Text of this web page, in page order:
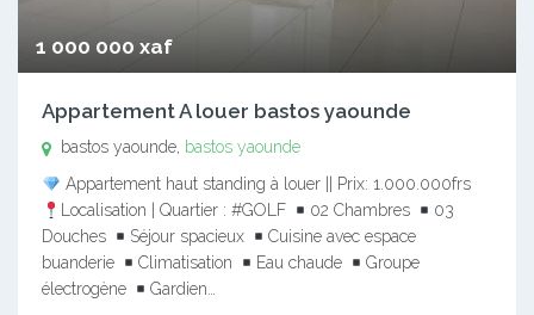
1 000 000 xaf
Appartement A louer bastos yaounde
bastos yaounde, bastos yaounde
Appartement haut standing à louer || Prix: 1.000.000frs
Localisation | Quartier : #GOLF
02 Chambres
03
Douches
Séjour spacieux
Cuisine avec espace
buanderie
Climatisation Eau chaude
Groupe
électrogène
Gardien…